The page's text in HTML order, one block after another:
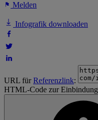
Melden
Infografik downloaden
URL fürReferenzlink:
HTML-Code zur Einbindung